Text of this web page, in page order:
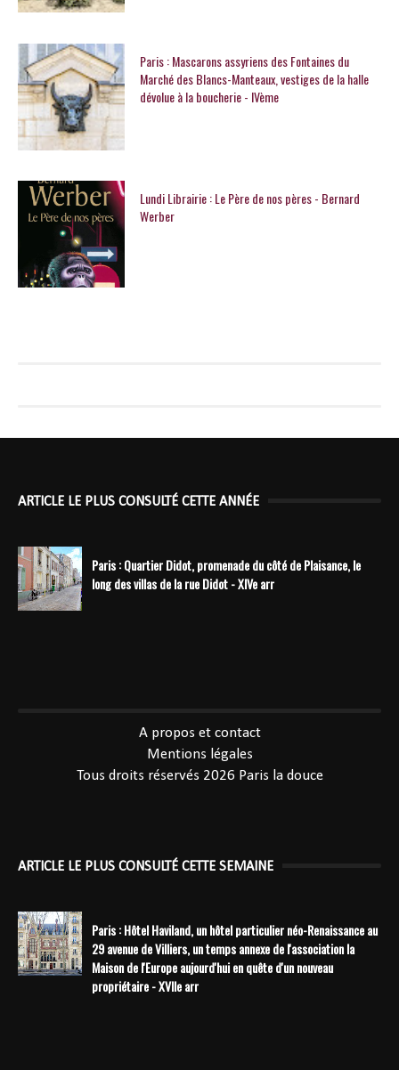
Paris : Mascarons assyriens des Fontaines du
Marché des Blancs-Manteaux, vestiges de la halle
dévolue à la boucherie - IVème
Lundi Librairie : Le Père de nos pères - Bernard
Werber
ARTICLE LE PLUS CONSULTÉ CETTE ANNÉE
Paris : Quartier Didot, promenade du côté de Plaisance, le
long des villas de la rue Didot - XIVe arr
A propos et contact
Mentions légales
Tous droits réservés 2026 Paris la douce
ARTICLE LE PLUS CONSULTÉ CETTE SEMAINE
Paris : Hôtel Haviland, un hôtel particulier néo-Renaissance au
29 avenue de Villiers, un temps annexe de l'association la
Maison de l'Europe aujourd'hui en quête d'un nouveau
propriétaire - XVIIe arr